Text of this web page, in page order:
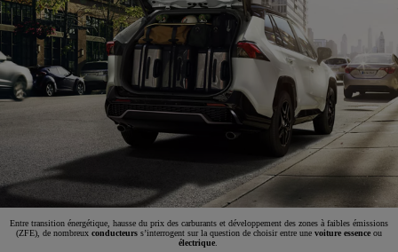
Entre transition énergétique, hausse du prix des carburants et développement des zones à faibles émissions
(ZFE), de nombreux conducteurs s’interrogent sur la question de choisir entre une voiture essence ou
électrique.